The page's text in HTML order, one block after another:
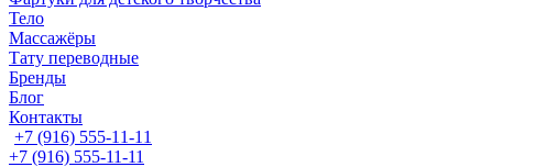
Тело
Массажёры
Тату переводные
Бренды
Блог
Контакты
+7 (916) 555-11-11
+7 (916) 555-11-11